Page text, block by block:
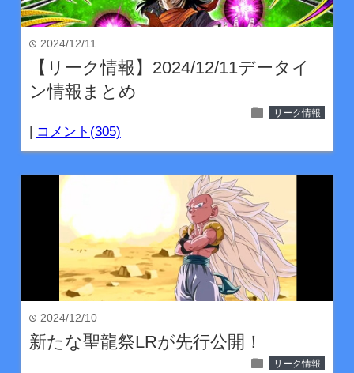
time 2024/12/11
【リーク情報】2024/12/11データイ
ン情報まとめ
folder リーク情報
| コメント(305)
time 2024/12/10
新たな聖龍祭LRが先行公開！
folder リーク情報